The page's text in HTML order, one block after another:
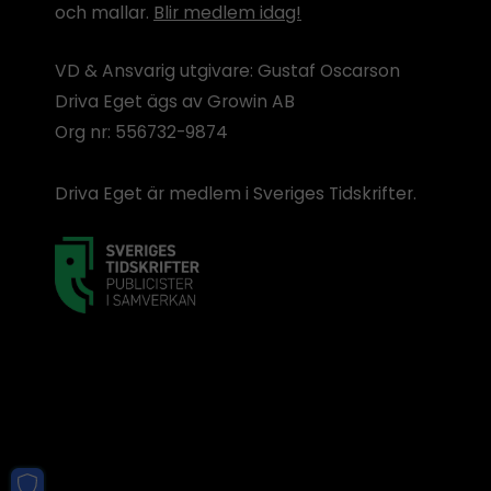
och mallar. Blir medlem idag!
VD & Ansvarig utgivare: Gustaf Oscarson
Driva Eget ägs av Growin AB
Org nr: 556732-9874
Driva Eget är medlem i Sveriges Tidskrifter.